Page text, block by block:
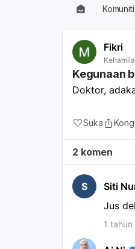
Komuniti
Fikri
Kegunaan
Doktor,
Suka
2 komen
S
Siti
Jus
1